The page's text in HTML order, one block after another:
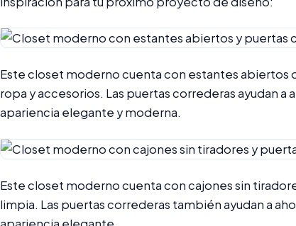
Este closet moderno cuenta con estantes abiertos
ropa y accesorios. Las puertas correderas ayudan a
apariencia elegante y moderna.
Este closet moderno cuenta con cajones sin
limpia. Las puertas correderas también ayudan a